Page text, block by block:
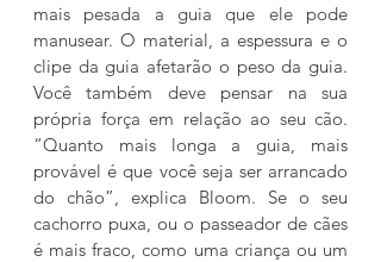
mais pesada a guia que ele pode
manusear. O material, a espessura e o
clipe da guia afetarão o peso da guia.
Você também deve pensar na sua
própria força em relação ao seu cão.
“Quanto mais longa a guia, mais
provável é que você seja ser arrancado
do chão”, explica Bloom. Se o seu
cachorro puxa, ou o passeador de cães
é mais fraco, como uma criança ou um